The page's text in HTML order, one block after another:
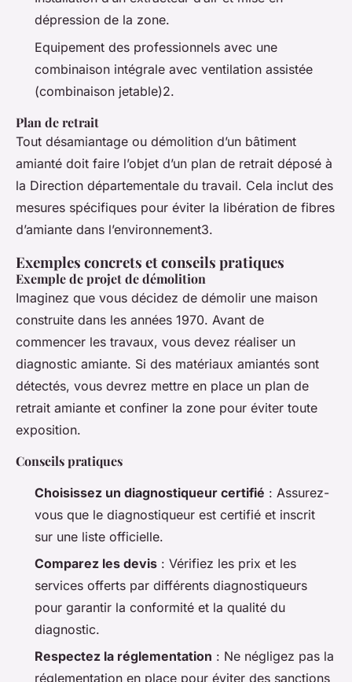
dépression de la zone.
Equipement des professionnels avec une
combinaison intégrale avec ventilation assistée
(combinaison jetable)2.
Plan de retrait
Tout désamiantage ou démolition d’un bâtiment
amianté doit faire l’objet d’un plan de retrait déposé à
la Direction départementale du travail. Cela inclut des
mesures spécifiques pour éviter la libération de fibres
d’amiante dans l’environnement3.
Exemples concrets et conseils pratiques
Exemple de projet de démolition
Imaginez que vous décidez de démolir une maison
construite dans les années 1970. Avant de
commencer les travaux, vous devez réaliser un
diagnostic amiante. Si des matériaux amiantés sont
détectés, vous devrez mettre en place un plan de
retrait amiante et confiner la zone pour éviter toute
exposition.
Conseils pratiques
Choisissez un diagnostiqueur certifié : Assurez-
vous que le diagnostiqueur est certifié et inscrit
sur une liste officielle.
Comparez les devis : Vérifiez les prix et les
services offerts par différents diagnostiqueurs
pour garantir la conformité et la qualité du
diagnostic.
Respectez la réglementation : Ne négligez pas la
réglementation en place pour éviter des sanctions